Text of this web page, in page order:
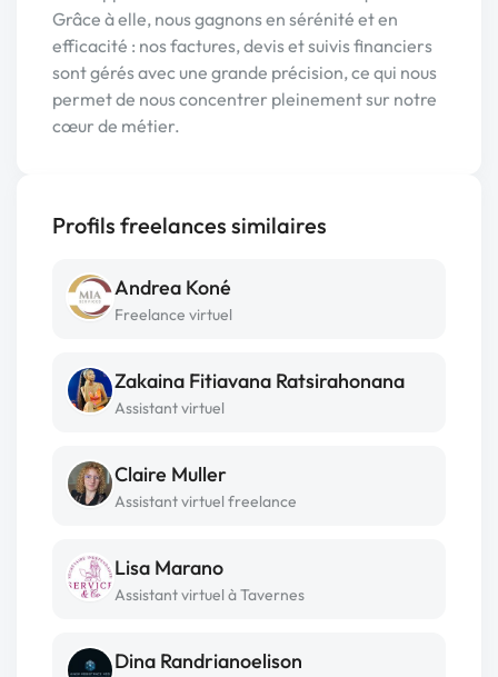
Grâce à elle, nous gagnons en sérénité et en
efficacité : nos factures, devis et suivis financiers
sont gérés avec une grande précision, ce qui nous
permet de nous concentrer pleinement sur notre
cœur de métier.
Profils freelances similaires
Andrea Koné
Freelance virtuel
Zakaina Fitiavana Ratsirahonana
Assistant virtuel
Claire Muller
Assistant virtuel freelance
Lisa Marano
Assistant virtuel à Tavernes
Dina Randrianoelison